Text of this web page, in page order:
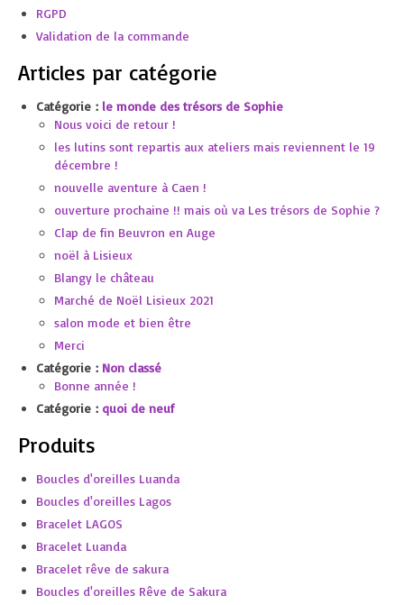
RGPD
Validation de la commande
Articles par catégorie
Catégorie : le monde des trésors de Sophie
Nous voici de retour !
les lutins sont repartis aux ateliers mais reviennent le 19
décembre !
nouvelle aventure à Caen !
ouverture prochaine !! mais où va Les trésors de Sophie ?
Clap de fin Beuvron en Auge
noël à Lisieux
Blangy le château
Marché de Noël Lisieux 2021
salon mode et bien être
Merci
Catégorie : Non classé
Bonne année !
Catégorie : quoi de neuf
Produits
Boucles d'oreilles Luanda
Boucles d'oreilles Lagos
Bracelet LAGOS
Bracelet Luanda
Bracelet rêve de sakura
Boucles d'oreilles Rêve de Sakura